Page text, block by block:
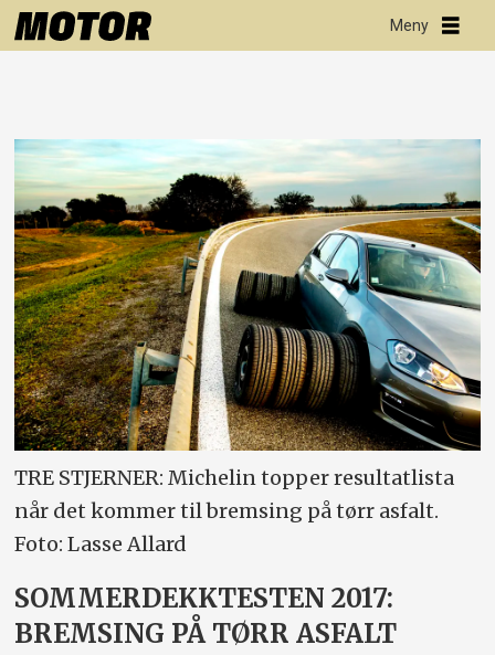
TRE STJERNER: Michelin topper resultatlista
når det kommer til bremsing på tørr asfalt.
Foto: Lasse Allard
SOMMERDEKKTESTEN 2017:
BREMSING PÅ TØRR ASFALT